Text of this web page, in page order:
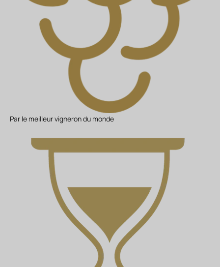
Par le meilleur vigneron du monde